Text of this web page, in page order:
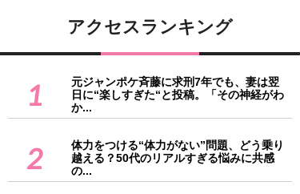
アクセスランキング
1
元ジャンポケ斉藤に求刑7年でも、妻は翌
日に“楽しすぎた“と投稿。「その神経がわ
か...
2
体力をつける“体力がない”問題、どう乗り
越える？50代のリアルすぎる悩みに共感
の...